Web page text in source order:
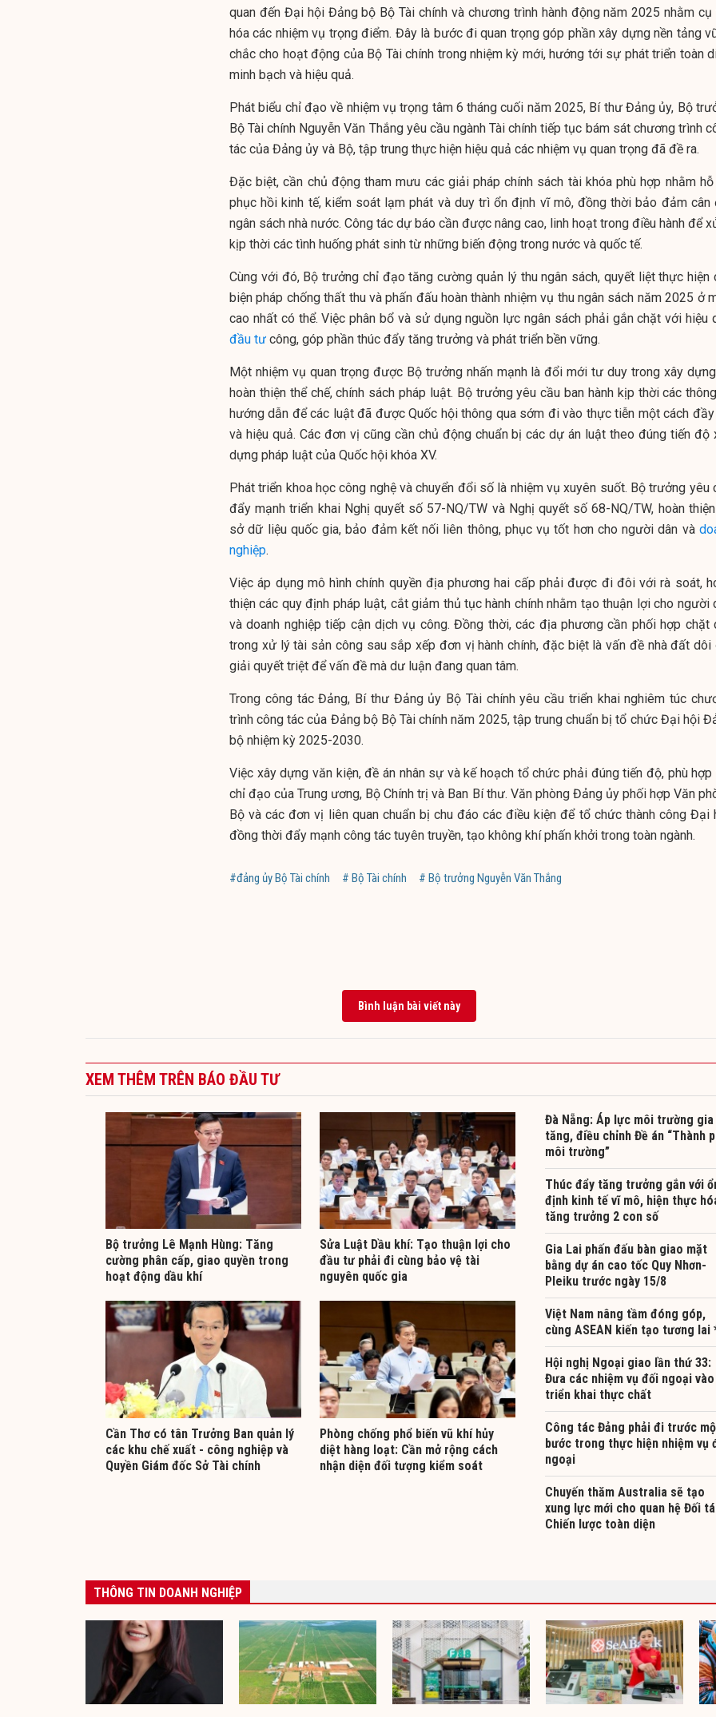
quan đến Đại hội Đảng bộ Bộ Tài chính và chương trình hành động năm 2025 nhằm cụ
hóa các nhiệm vụ trọng điểm. Đây là bước đi quan trọng góp phần xây dựng nền tảng
chắc cho hoạt động của Bộ Tài chính trong nhiệm kỳ mới, hướng tới sự phát triển toàn
minh bạch và hiệu quả.
Phát biểu chỉ đạo về nhiệm vụ trọng tâm 6 tháng cuối năm 2025, Bí thư Đảng ủy, Bộ
Bộ Tài chính Nguyễn Văn Thắng yêu cầu ngành Tài chính tiếp tục bám sát chương trình
tác của Đảng ủy và Bộ, tập trung thực hiện hiệu quả các nhiệm vụ quan trọng đã đề ra.
Đặc biệt, cần chủ động tham mưu các giải pháp chính sách tài khóa phù hợp nhằm
phục hồi kinh tế, kiểm soát lạm phát và duy trì ổn định vĩ mô, đồng thời bảo đảm cân
ngân sách nhà nước. Công tác dự báo cần được nâng cao, linh hoạt trong điều hành để
kịp thời các tình huống phát sinh từ những biến động trong nước và quốc tế.
Cùng với đó, Bộ trưởng chỉ đạo tăng cường quản lý thu ngân sách, quyết liệt thực hiện
biện pháp chống thất thu và phấn đấu hoàn thành nhiệm vụ thu ngân sách năm 2025 ở
cao nhất có thể. Việc phân bổ và sử dụng nguồn lực ngân sách phải gắn chặt với hiệu
đầu tư công, góp phần thúc đẩy tăng trưởng và phát triển bền vững.
Một nhiệm vụ quan trọng được Bộ trưởng nhấn mạnh là đổi mới tư duy trong xây
hoàn thiện thể chế, chính sách pháp luật. Bộ trưởng yêu cầu ban hành kịp thời các
hướng dẫn để các luật đã được Quốc hội thông qua sớm đi vào thực tiễn một cách
và hiệu quả. Các đơn vị cũng cần chủ động chuẩn bị các dự án luật theo đúng tiến độ
dựng pháp luật của Quốc hội khóa XV.
Phát triển khoa học công nghệ và chuyển đổi số là nhiệm vụ xuyên suốt. Bộ trưởng yêu
đẩy mạnh triển khai Nghị quyết số 57-NQ/TW và Nghị quyết số 68-NQ/TW, hoàn
sở dữ liệu quốc gia, bảo đảm kết nối liên thông, phục vụ tốt hơn cho người dân và
nghiệp.
Việc áp dụng mô hình chính quyền địa phương hai cấp phải được đi đôi với rà soát,
thiện các quy định pháp luật, cắt giảm thủ tục hành chính nhằm tạo thuận lợi cho người
và doanh nghiệp tiếp cận dịch vụ công. Đồng thời, các địa phương cần phối hợp chặt
trong xử lý tài sản công sau sắp xếp đơn vị hành chính, đặc biệt là vấn đề nhà đất dôi
giải quyết triệt để vấn đề mà dư luận đang quan tâm.
Trong công tác Đảng, Bí thư Đảng ủy Bộ Tài chính yêu cầu triển khai nghiêm túc
trình công tác của Đảng bộ Bộ Tài chính năm 2025, tập trung chuẩn bị tổ chức Đại hội
bộ nhiệm kỳ 2025-2030.
Việc xây dựng văn kiện, đề án nhân sự và kế hoạch tổ chức phải đúng tiến độ, phù hợp
chỉ đạo của Trung ương, Bộ Chính trị và Ban Bí thư. Văn phòng Đảng ủy phối hợp Văn
Bộ và các đơn vị liên quan chuẩn bị chu đáo các điều kiện để tổ chức thành công Đại
đồng thời đẩy mạnh công tác tuyên truyền, tạo không khí phấn khởi trong toàn ngành.
#đảng ủy Bộ Tài chính # Bộ Tài chính # Bộ trưởng Nguyễn Văn Thắng
Bình luận bài viết này
XEM THÊM TRÊN BÁO ĐẦU TƯ
Bộ trưởng Lê Mạnh Hùng: Tăng
cường phân cấp, giao quyền trong
hoạt động dầu khí
Sửa Luật Dầu khí: Tạo thuận lợi cho
đầu tư phải đi cùng bảo vệ tài
nguyên quốc gia
Cần Thơ có tân Trưởng Ban quản lý
các khu chế xuất - công nghiệp và
Quyền Giám đốc Sở Tài chính
Phòng chống phổ biến vũ khí hủy
diệt hàng loạt: Cần mở rộng cách
nhận diện đối tượng kiểm soát
Đà Nẵng: Áp lực môi trường gia
tăng, điều chỉnh Đề án “Thành
môi trường”
Thúc đẩy tăng trưởng gắn với
định kinh tế vĩ mô, hiện thực
tăng trưởng 2 con số
Gia Lai phấn đấu bàn giao mặt
bằng dự án cao tốc Quy Nhơn-
Pleiku trước ngày 15/8
Việt Nam nâng tầm đóng góp,
cùng ASEAN kiến tạo tương lai
Hội nghị Ngoại giao lần thứ 33:
Đưa các nhiệm vụ đối ngoại vào
triển khai thực chất
Công tác Đảng phải đi trước
bước trong thực hiện nhiệm vụ
ngoại
Chuyến thăm Australia sẽ tạo
xung lực mới cho quan hệ Đối
Chiến lược toàn diện
THÔNG TIN DOANH NGHIỆP